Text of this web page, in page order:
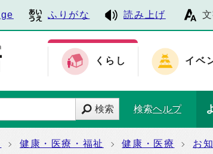
ふりがな 読み上げ
くらし イベ
検索 検索ヘルプ
健康・医療・福祉 健康・医療 お